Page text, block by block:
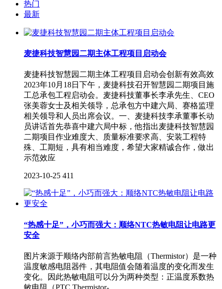
热门
最新
麦捷科技智慧园二期主体工程项目启动会
麦捷科技智慧园二期主体工程项目启动会创新有效高效
2023年10月18日下午，麦捷科技召开智慧园二期项目施
工总承包工程启动会。麦捷科技董事长李承先生、CEO
张美蓉女士及相关领导，总承包方中建六局、赛格监理
相关领导和人员出席会议。一、麦捷科技李承董事长动
员讲话首先恭喜中建六局中标，他指出麦捷科技智慧园
二期项目作业难度大、质量标准要求高、安装工程特
殊、工期短，具有相当难度，希望大家精诚合作，做出
示范效应
2023-10-25 411
“热感十足”，小巧而强大：顺络NTC热敏电阻让电路更
安全
图片来源于顺络内部前言热敏电阻（Thermistor）是一种
温度敏感电阻器件，其电阻值会随着温度的变化而发生
变化。因此热敏电阻可以分为两种类型：正温度系数热
敏电阻（PTC Thermistor-